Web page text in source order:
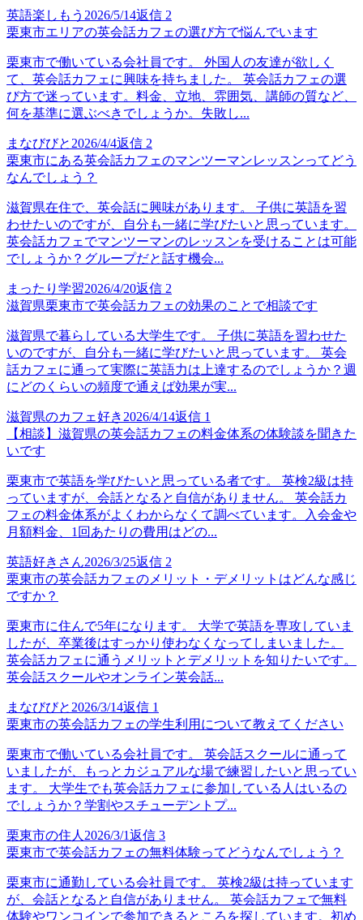
英語楽しもう 2026/5/14返信 2
栗東市エリアの英会話カフェの選び方で悩んでいます
栗東市で働いている会社員です。 外国人の友達が欲しく
て、英会話カフェに興味を持ちました。 英会話カフェの選
び方で迷っています。料金、立地、雰囲気、講師の質など、
何を基準に選ぶべきでしょうか。失敗し...
まなびびと 2026/4/4返信 2
栗東市にある英会話カフェのマンツーマンレッスンってどう
なんでしょう？
滋賀県在住で、英会話に興味があります。 子供に英語を習
わせたいのですが、自分も一緒に学びたいと思っています。
英会話カフェでマンツーマンのレッスンを受けることは可能
でしょうか？グループだと話す機会...
まったり学習2026/4/20返信 2
滋賀県栗東市で英会話カフェの効果のことで相談です
滋賀県で暮らしている大学生です。 子供に英語を習わせた
いのですが、自分も一緒に学びたいと思っています。 英会
話カフェに通って実際に英語力は上達するのでしょうか？週
にどのくらいの頻度で通えば効果が実...
滋賀県のカフェ好き 2026/4/14返信 1
【相談】滋賀県の英会話カフェの料金体系の体験談を聞きた
いです
栗東市で英語を学びたいと思っている者です。 英検2級は持
っていますが、会話となると自信がありません。 英会話カ
フェの料金体系がよくわからなくて調べています。入会金や
月額料金、1回あたりの費用はどの...
英語好きさん2026/3/25返信 2
栗東市の英会話カフェのメリット・デメリットはどんな感じ
ですか？
栗東市に住んで5年になります。 大学で英語を専攻していま
したが、卒業後はすっかり使わなくなってしまいました。
英会話カフェに通うメリットとデメリットを知りたいです。
英会話スクールやオンライン英会話...
まなびびと 2026/3/14返信 1
栗東市の英会話カフェの学生利用について教えてください
栗東市で働いている会社員です。 英会話スクールに通って
いましたが、もっとカジュアルな場で練習したいと思ってい
ます。 大学生でも英会話カフェに参加している人はいるの
でしょうか？学割やスチューデントプ...
栗東市の住人 2026/3/1返信 3
栗東市で英会話カフェの無料体験ってどうなんでしょう？
栗東市に通勤している会社員です。 英検2級は持っています
が、会話となると自信がありません。 英会話カフェで無料
体験やワンコインで参加できるところを探しています。初め